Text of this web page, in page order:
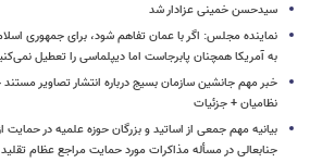
سیدحسن خمینی عزادار شد
نماینده مجلس: اگر با عمان تفاهم شود، برای جمهوری
به آمریکا همچنان پابرجاست اما دیپلماسی را تعطیل
خبر مهم جانشین سازمان بسیج درباره انتشار تصاویر
نظامیان + جزئیات
بیانیه مهم جمعی از اساتید و بزرگان حوزه علمیه در حمایت
جنابعالی در مسأله مذاکرات مورد حمایت مراجع عظام